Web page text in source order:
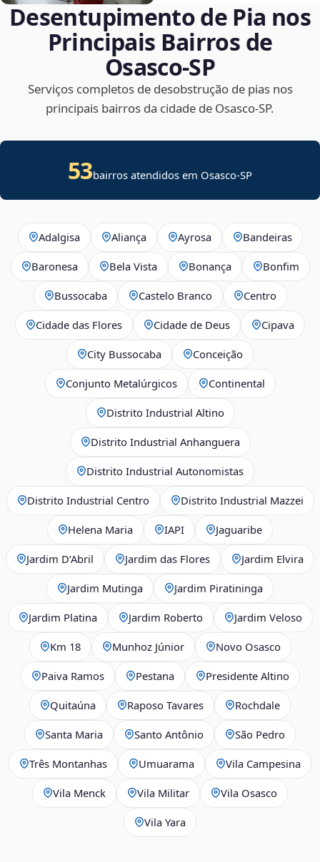
Desentupimento de Pia nos
Principais Bairros de
Osasco‑SP
Serviços completos de desobstrução de pias nos
principais bairros da cidade de Osasco‑SP.
53bairros atendidos em Osasco-SP
Adalgisa Aliança Ayrosa Bandeiras
Baronesa Bela Vista Bonança Bonfim
Bussocaba Castelo Branco Centro
Cidade das Flores Cidade de Deus Cipava
City Bussocaba Conceição
Conjunto Metalúrgicos Continental
Distrito Industrial Altino
Distrito Industrial Anhanguera
Distrito Industrial Autonomistas
Distrito Industrial Centro Distrito Industrial Mazzei
Helena Maria IAPI Jaguaribe
Jardim D’Abril Jardim das Flores Jardim Elvira
Jardim Mutinga Jardim Piratininga
Jardim Platina Jardim Roberto Jardim Veloso
Km 18 Munhoz Júnior Novo Osasco
Paiva Ramos Pestana Presidente Altino
Quitaúna Raposo Tavares Rochdale
Santa Maria Santo Antônio São Pedro
Três Montanhas Umuarama Vila Campesina
Vila Menck Vila Militar Vila Osasco
Vila Yara